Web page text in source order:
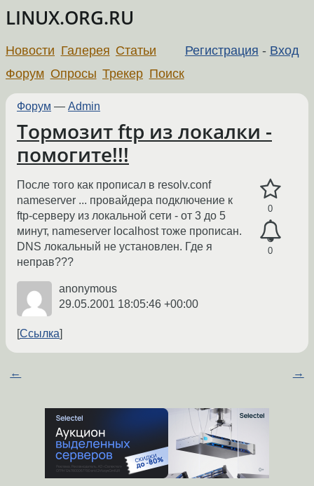
LINUX.ORG.RU
Регистрация - Вход
Новости Галерея Статьи
Форум Опросы Трекер Поиск
Форум — Admin
Тормозит ftp из локалки -
помогите!!!
0
0
После того как прописал в resolv.conf
nameserver ... провайдера подключение к
ftp-серверу из локальной сети - от 3 до 5
минут, nameserver localhost тоже прописан.
DNS локальный не установлен. Где я
неправ???
anonymous
29.05.2001 18:05:46 +00:00
Ссылка
← →